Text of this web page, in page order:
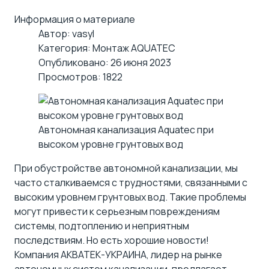
Информация о материале
Автор: vasyl
Категория: Монтаж AQUATEC
Опубликовано: 26 июня 2023
Просмотров: 1822
Автономная канализация Aquatec при
высоком уровне грунтовых вод
При обустройстве автономной канализации, мы
часто сталкиваемся с трудностями, связанными с
высоким уровнем грунтовых вод. Такие проблемы
могут привести к серьезным повреждениям
системы, подтоплению и неприятным
последствиям. Но есть хорошие новости!
Компания АКВАТЕК-УКРАИНА, лидер на рынке